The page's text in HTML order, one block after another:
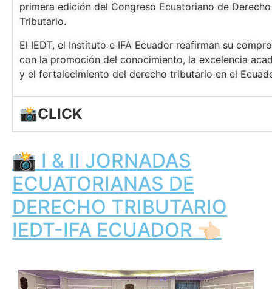
primera edición del Congreso Ecuatoriano de Derecho
Tributario.
El IEDT, el Instituto e IFA Ecuador reafirman su
con la promoción del conocimiento, la excelencia
y el fortalecimiento del derecho tributario en el
📸CLICK
📸 I & II JORNADAS
ECUATORIANAS DE
DERECHO TRIBUTARIO
IEDT-IFA ECUADOR 👈🏻